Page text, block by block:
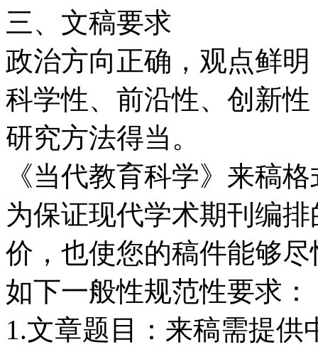
三、文稿要求
政治方向正确，观点鲜
科学性、前沿性、创新
研究方法得当。
《当代教育科学》来稿
为保证现代学术期刊编
价，也使您的稿件能够
如下一般性规范性要求：
1.文章题目：来稿需提